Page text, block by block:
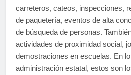
carreteros, cateos, inspecciones,
de paquetería, eventos de alta
de búsqueda de personas.
actividades de proximidad social,
demostraciones en escuelas. En
administración estatal, estos son